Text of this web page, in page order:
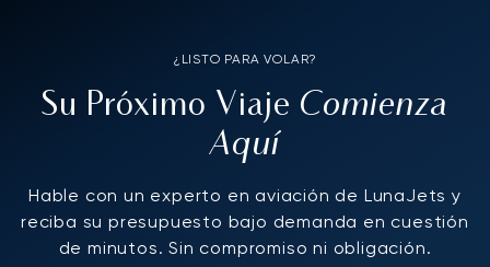
¿LISTO PARA VOLAR?
Su Próximo Viaje Comienza
Aquí
Hable con un experto en aviación de LunaJets y
reciba su presupuesto bajo demanda en cuestión
de minutos. Sin compromiso ni obligación.